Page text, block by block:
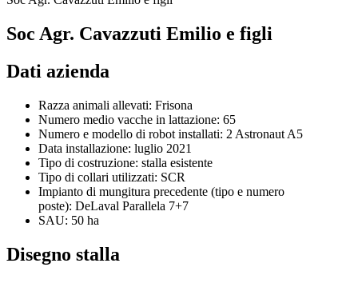
Soc Agr. Cavazzuti Emilio e figli
Dati azienda
Razza animali allevati: Frisona
Numero medio vacche in lattazione: 65
Numero e modello di robot installati: 2 Astronaut A5
Data installazione: luglio 2021
Tipo di costruzione: stalla esistente
Tipo di collari utilizzati: SCR
Impianto di mungitura precedente (tipo e numero
poste): DeLaval Parallela 7+7
SAU: 50 ha
Disegno stalla